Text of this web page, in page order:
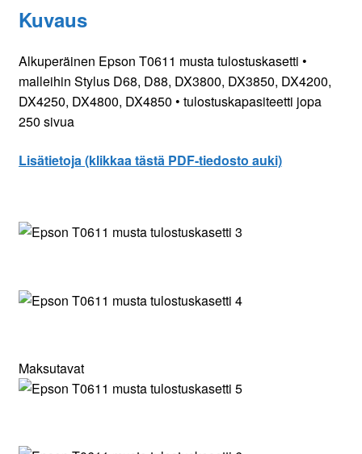
Kuvaus
Alkuperäinen Epson T0611 musta tulostuskasetti •
malleihin Stylus D68, D88, DX3800, DX3850, DX4200,
DX4250, DX4800, DX4850 • tulostuskapasiteetti jopa
250 sivua
Lisätietoja (klikkaa tästä PDF-tiedosto auki)
Maksutavat